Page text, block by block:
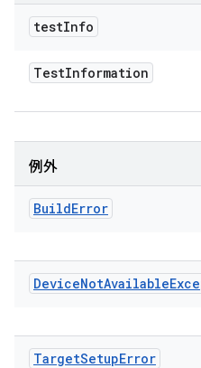
testInfo
TestInformation
例外
BuildError
DeviceNotAvailable
TargetSetupError